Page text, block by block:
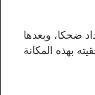
ضحكا، وبعدها
بهذه المكانة